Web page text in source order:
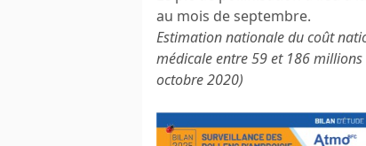
au mois de septembre.
Estimation nationale du coût
médicale entre 59 et 186 millions
octobre 2020)